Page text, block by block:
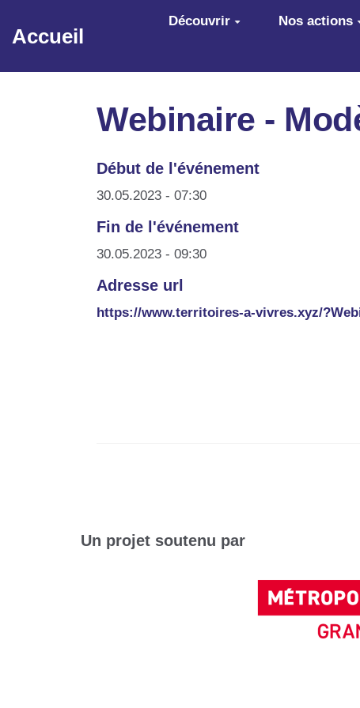
Aller au contenu principal
Accueil
Découvrir Nos actions
Webinaire -
Début de l'événement
30.05.2023 - 07:30
Fin de l'événement
30.05.2023 - 09:30
Adresse url
https://www.territoires-a-vivres.xyz/
Un projet soutenu par